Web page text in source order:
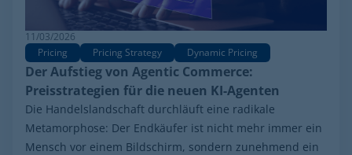
11/03/2026
Pricing
Pricing Strategy Dynamic Pricing
Der Aufstieg von Agentic Commerce:
Preisstrategien für die neuen KI-Agenten
Die Handelslandschaft durchläuft eine radikale
Metamorphose: Der Endkäufer ist nicht mehr immer ein
Mensch vor einem Bildschirm, sondern zunehmend ein